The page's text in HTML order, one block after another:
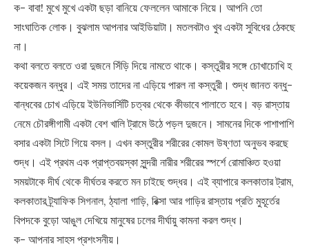
ক- বাবা! মুখে মুখে একটা ছড়া বানিয়ে ফেললেন আমাকে নিয়ে। আপনি তো
সাংঘাতিক লোক। বুঝলাম আপনার আইডিয়াটা। মতলবটাও খুব একটা সুবিধের ঠেকছে
না।
কথা বলতে বলতে ওরা দুজনে সিঁড়ি দিয়ে নামতে থাকে। কস্তুরীর সঙ্গে চোখাচোখি হ
কয়েকজন বন্ধুর। এই সময় তাদের না এড়িয়ে পারল না কস্তুরী। শুদ্ধ জানত বন্ধু-
বান্ধবের চোখ এড়িয়ে ইউনিভার্সিটি চত্বর থেকে কীভাবে পালাতে হবে। বড় রাস্তায়
নেমে চৌরঙ্গীগামী একটা বেশ খালি ট্রামে উঠে পড়ল দুজনে। সামনের দিকে পাশাপাশি
বসার একটা সিটে গিয়ে বসল। এখন কস্তুরীর শরীরের কোমল উষ্ণতা অনুভব করছে
শুদ্ধ। এই প্রথম এক প্রাপ্তবয়স্কা সুন্দরী নারীর শরীরের স্পর্শে রোমাঞ্চিত হওয়া
সময়টাকে দীর্ঘ থেকে দীর্ঘতর করতে মন চাইছে শুদ্ধর। এই ব্যাপারে কলকাতার ট্রাম,
কলকাতার ট্র্যাফিক সিগনাল, ঠ্যালা গাড়ি, রিক্সা আর গাড়ির রাস্তায় প্রতি মুহূর্তের
বিপদকে বুড়ো আঙুল দেখিয়ে মানুষের ঢলের দীর্ঘায়ু কামনা করল শুদ্ধ।
ক- আপনার সাহস প্রশংসনীয়।